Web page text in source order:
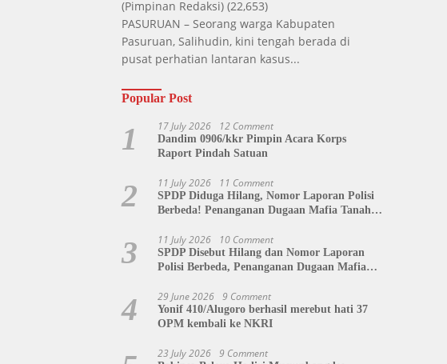
(Pimpinan Redaksi) (22,653)
PASURUAN – Seorang warga Kabupaten
Pasuruan, Salihudin, kini tengah berada di
pusat perhatian lantaran kasus...
Popular Post
1 17 July 2026 12 Comment
Dandim 0906/kkr Pimpin Acara Korps
Raport Pindah Satuan
2 11 July 2026 11 Comment
SPDP Diduga Hilang, Nomor Laporan Polisi
Berbeda! Penanganan Dugaan Mafia Tanah
Siap Kawal Hingga Tingkat Pusat
3 11 July 2026 10 Comment
SPDP Disebut Hilang dan Nomor Laporan
Polisi Berbeda, Penanganan Dugaan Mafia
4 29 June 2026 9 Comment
Yonif 410/Alugoro berhasil merebut hati 37
OPM kembali ke NKRI
23 July 2026 9 Comment